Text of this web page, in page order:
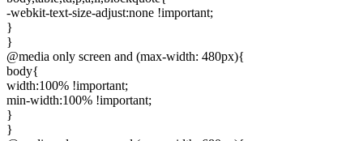
-webkit-text-size-adjust:none !important;
}
}
@media only screen and (max-width: 480px){
body{
width:100% !important;
min-width:100% !important;
}
}